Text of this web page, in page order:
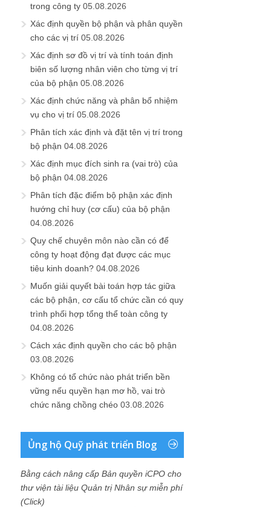
trong công ty 05.08.2026
Xác định quyền bộ phận và phân quyền
cho các vị trí 05.08.2026
Xác định sơ đồ vị trí và tính toán định
biên số lượng nhân viên cho từng vị trí
của bộ phận 05.08.2026
Xác định chức năng và phân bổ nhiệm
vụ cho vị trí 05.08.2026
Phân tích xác định và đặt tên vị trí trong
bộ phận 04.08.2026
Xác định mục đích sinh ra (vai trò) của
bộ phận 04.08.2026
Phân tích đặc điểm bộ phận xác định
hướng chỉ huy (cơ cấu) của bộ phận
04.08.2026
Quy chế chuyên môn nào cần có để
công ty hoạt động đạt được các mục
tiêu kinh doanh? 04.08.2026
Muốn giải quyết bài toán hợp tác giữa
các bộ phận, cơ cấu tổ chức cần có quy
trình phối hợp tổng thể toàn công ty
04.08.2026
Cách xác định quyền cho các bộ phận
03.08.2026
Không có tổ chức nào phát triển bền
vững nếu quyền hạn mơ hồ, vai trò
chức năng chồng chéo 03.08.2026
Ủng hộ Quỹ phát triển Blog
Bằng cách nâng cấp Bản quyền iCPO cho
thư viện tài liệu Quản trị Nhân sự miễn phí
(Click)